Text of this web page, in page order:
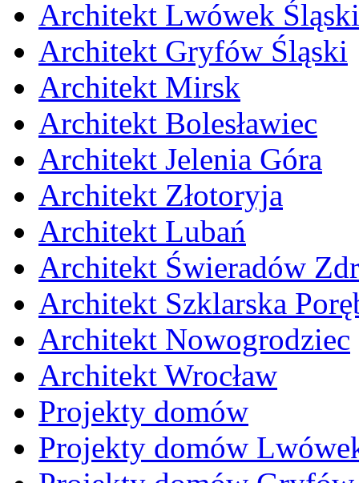
Architekt Lwówek Śląski
Architekt Gryfów Śląski
Architekt Mirsk
Architekt Bolesławiec
Architekt Jelenia Góra
Architekt Złotoryja
Architekt Lubań
Architekt Świeradów
Architekt Szklarska
Architekt Nowogrodziec
Architekt Wrocław
Projekty domów
Projekty domów